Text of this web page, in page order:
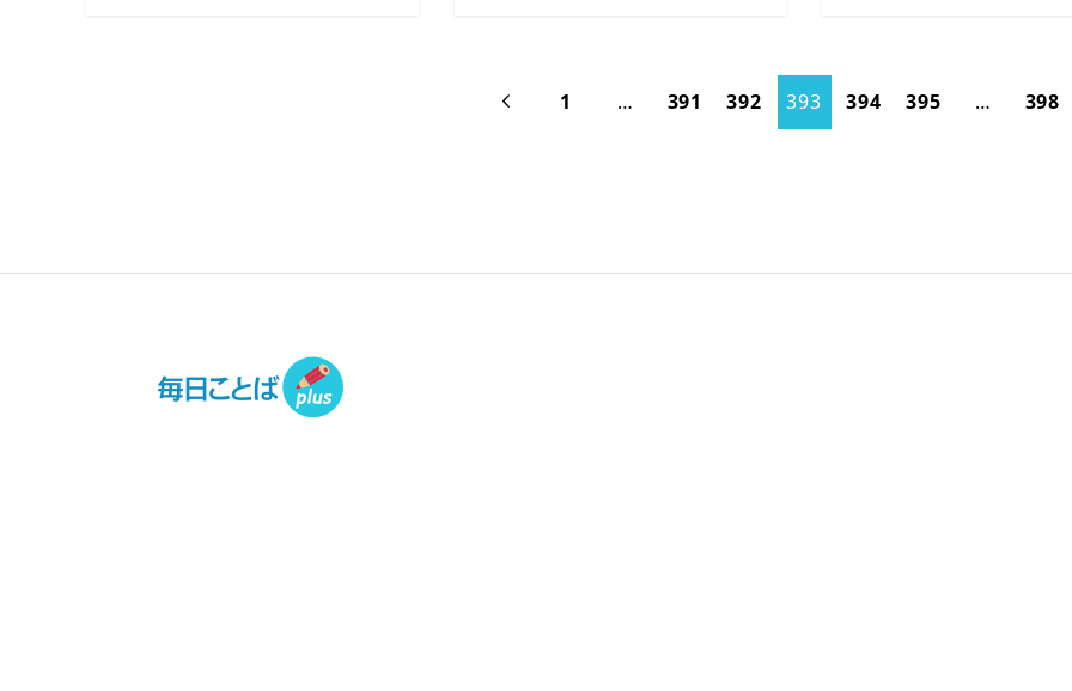
 1 … 391 392 393 394 395 … 398